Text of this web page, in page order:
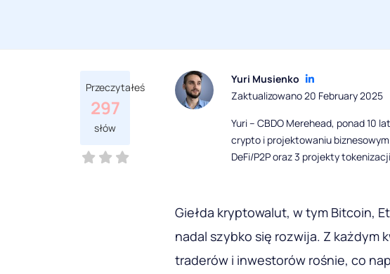
Przeczytałeś
297
słów
Yuri Musienko
Zaktualizowano 20 February 2025
Yuri – CBDO Merehead, ponad 10
crypto i projektowaniu
DeFi/P2P oraz 3 projekty
Giełda kryptowalut, w tym Bitcoin,
nadal szybko się rozwija. Z każdym
traderów i inwestorów rośnie, co